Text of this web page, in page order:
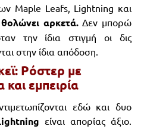
Maple Leafs, Lightning και
θολώνει αρκετά.Δεν μπορώ
την ίδια στιγμή οι δις
στην ίδια απόδοση.
Ρόστερ με
εμπειρία
εδώ και δυο
είναι απορίας άξιο.